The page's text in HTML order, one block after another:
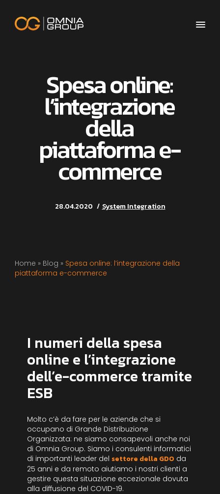
Spesa online:
l’integrazione
della
piattaforma e-
commerce
28.04.2020 System Integration
Home » Blog » Spesa online: l’integrazione della
piattaforma e-commerce
I numeri della spesa
online e l’integrazione
dell’e-commerce tramite
ESB
Molto c’è da fare per le aziende che si
occupano di Grande Distribuzione
Organizzata: ne siamo consapevoli anche noi
di Omnia Group. Siamo i consulenti informatici
di importanti leader del settore della GDO da
25 anni e da remoto aiutiamo i nostri clienti a
gestire questa situazione eccezionale dovuta
alla diffusione del COVID-19.